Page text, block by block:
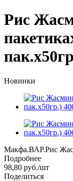
Рис
Новинки
Макфа.ВАР.Рис
Подробнее
98,80 руб./шт
Поделиться